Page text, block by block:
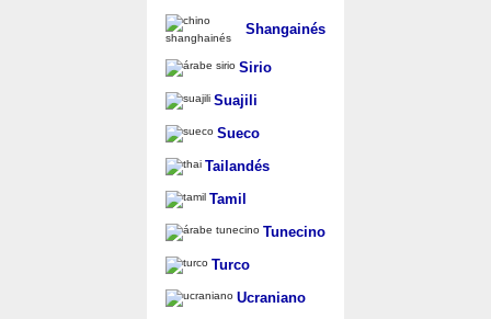
Shangainés
Sirio
Suajili
Sueco
Tailandés
Tamil
Tunecino
Turco
Ucraniano